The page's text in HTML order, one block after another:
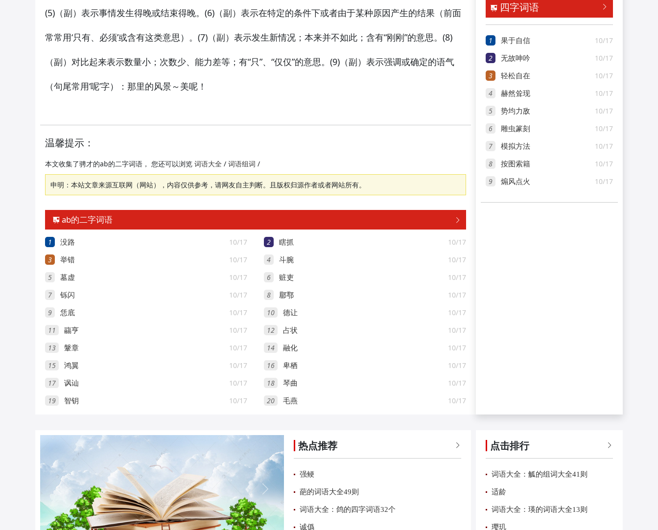
(5)（副）表示事情发生得晚或结束得晚。(6)（副）表示在特定的条件下或者由于某种原因产生的结果（前面
常常用‘只有、必须’或含有这类意思）。(7)（副）表示发生新情况；本来并不如此；含有“刚刚”的意思。(8)
（副）对比起来表示数量小；次数少、能力差等；有“只”、“仅仅”的意思。(9)（副）表示强调或确定的语气
（句尾常用‘呢’字）： 那里的风景～美呢！
温馨提示：
本文收集了骋才的ab的二字词语， 您还可以浏览 词语大全 / 词语组词 /
申明：本站文章来源互联网（网站），内容仅供参考，请网友自主判断。且版权归源作者或者网站所有。

 ab的二字词语
1 10/17
没路 2 10/17
瞎抓
3 10/17
举错 4 10/17
斗腕
5 10/17
墓虚 6 10/17
赃吏
7 10/17
铄闪 8 10/17
郿鄠
9 10/17
恁底 10 10/17
德让
11 10/17
鬺亨 12 10/17
占状
13 10/17
鞶章 14 10/17
融化
15 10/17
鸿翼 16 10/17
卑栖
17 10/17
讽讪 18 10/17
琴曲
19 10/17
智钥 20 10/17
毛燕

 四字词语
1 10/17
果于自信
2 10/17
无故呻吟
3 10/17
轻松自在
4 10/17
赫然耸现
5 10/17
势均力敌
6 10/17
雕虫篆刻
7 10/17
模拟方法
8 10/17
按图索籍
9 10/17
煽风点火

热点推荐
强鲠
葩的词语大全49则
词语大全：鸽的四字词语32个
诚僞

点击排行
词语大全：觚的组词大全41则
适龄
词语大全：瑛的词语大全13则
璎玑